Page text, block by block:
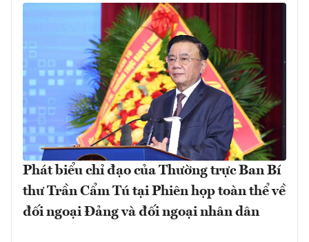
Phát biểu chỉ đạo của Thường trực Ban Bí
thư Trần Cẩm Tú tại Phiên họp toàn thể về
đối ngoại Đảng và đối ngoại nhân dân